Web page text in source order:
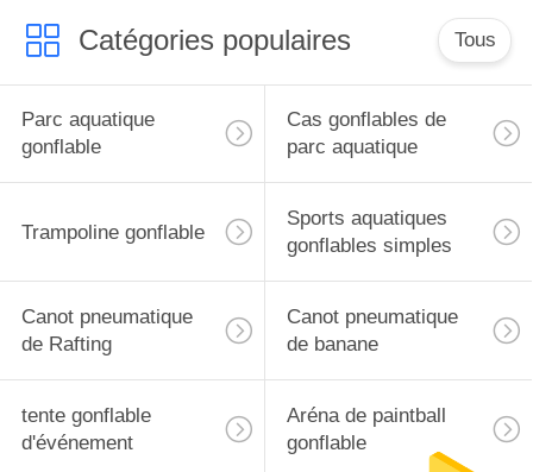
Catégories populaires Tous
Parc aquatique
gonflable
Cas gonflables de
parc aquatique
Trampoline gonflable
Sports aquatiques
gonflables simples
Canot pneumatique
de Rafting
Canot pneumatique
de banane
tente gonflable
d'événement
Aréna de paintball
gonflable